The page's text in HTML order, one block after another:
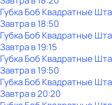
Губка Боб Квадратные
Завтра в 18:50
Губка Боб Квадратные
Завтра в 19:15
Губка Боб Квадратные
Завтра в 19:50
Губка Боб Квадратные
Завтра в 20:20